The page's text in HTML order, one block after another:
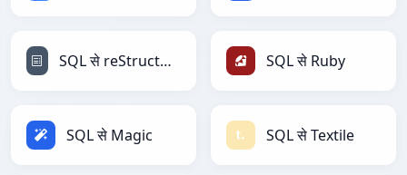
SQL से reStructuredText SQL से Ruby
SQL से Magic SQL से Textile